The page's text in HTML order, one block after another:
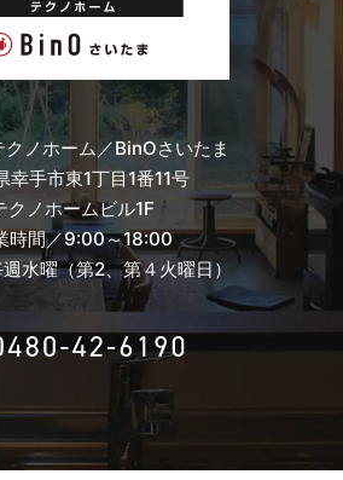
ーと提携先などとの間でなされたユー
引記録や，決済に関する情報を当社の
広告主，広告配信先などを含みます。以
。）などから収集することがありま
て，利用したサービスやソフトウエ
覧したページや広告の履歴，検索した検
時，利用方法，利用環境（携帯端末を通
端末の通信状態，利用に際しての各種
す），IPアドレス，クッキー情報，位置
情報などの履歴情報および特性情報を，
先のサービスを利用しまたはページを閲
収集・利用する目的）
・利用する目的は，以下のとおりです。
登録情報の閲覧や修正，利用状況の閲
に，氏名，住所，連絡先，支払方法な
ノホーム／BinOさいたま
幸手市東1丁目1番11号
クノホームビル1F
時間／9:00～18:00
水曜（第2、第４火曜日）